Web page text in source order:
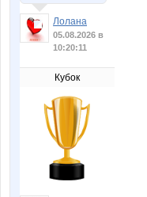
Лолана
05.08.2026 в
10:20:11
Кубок